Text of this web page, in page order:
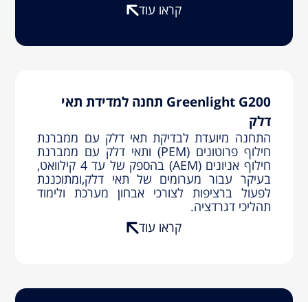
קראו עוד
Greenlight G200 תחנה למדידת תאי
דלק
התחנה מיועדת לבדיקת תאי דלק עם ממברנת
חילוף פרוטונים (PEM) ותאי דלק עם ממברנת
חילוף אניונים (AEM) בהספק של עד 4 קילוואט,
בעיקר עבור מערומים של תאי דלק,ומתוכננת
לפעול ברציפות לצורכי אבחון מערכת ולימוד
תהליכי דגרדציה.
קראו עוד